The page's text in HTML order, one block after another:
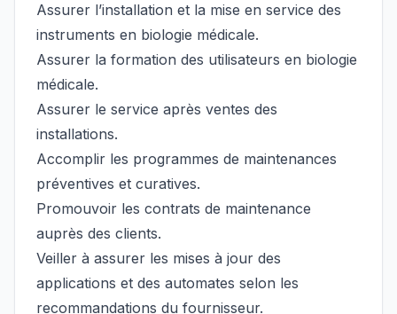
Assurer l’installation et la mise en service des
instruments en biologie médicale.
Assurer la formation des utilisateurs en biologie
médicale.
Assurer le service après ventes des
installations.
Accomplir les programmes de maintenances
préventives et curatives.
Promouvoir les contrats de maintenance
auprès des clients.
Veiller à assurer les mises à jour des
applications et des automates selon les
recommandations du fournisseur.